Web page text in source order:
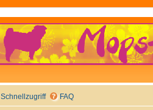
Schnellzugriff FAQ